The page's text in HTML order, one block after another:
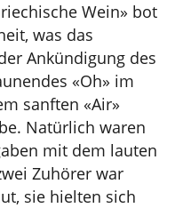
Wein» bot
was das
Ankündigung des
«Oh» im
sanften «Air»
Natürlich waren
mit dem lauten
Zuhörer war
sie hielten sich